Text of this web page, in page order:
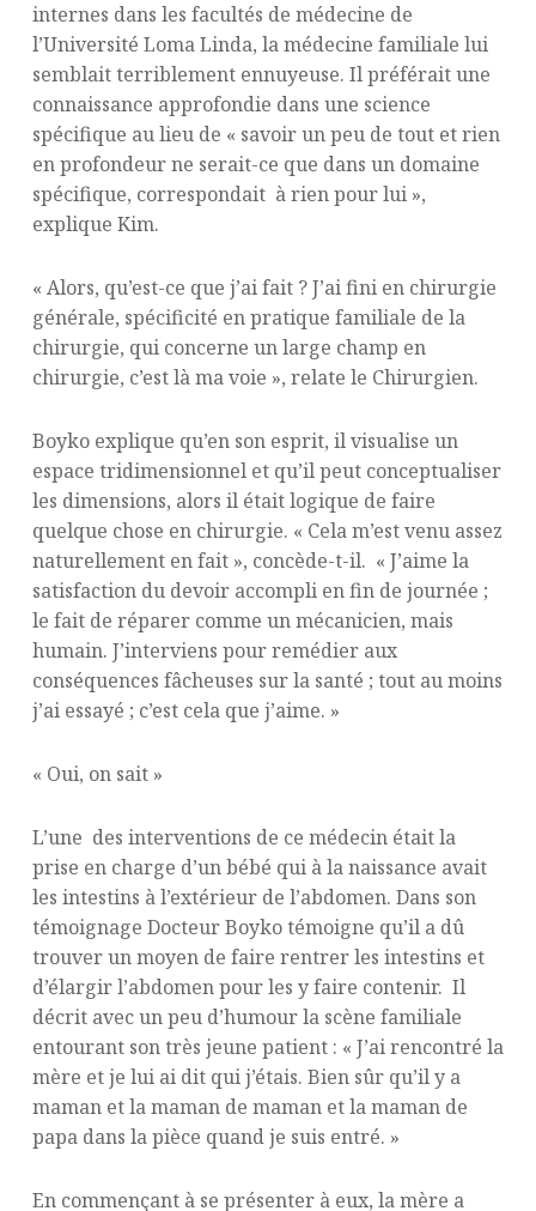
internes dans les facultés de médecine de
l’Université Loma Linda, la médecine familiale lui
semblait terriblement ennuyeuse. Il préférait une
connaissance approfondie dans une science
spécifique au lieu de « savoir un peu de tout et rien
en profondeur ne serait-ce que dans un domaine
spécifique, correspondait à rien pour lui »,
explique Kim.
« Alors, qu’est-ce que j’ai fait ? J’ai fini en chirurgie
générale, spécificité en pratique familiale de la
chirurgie, qui concerne un large champ en
chirurgie, c’est là ma voie », relate le Chirurgien.
Boyko explique qu’en son esprit, il visualise un
espace tridimensionnel et qu’il peut conceptualiser
les dimensions, alors il était logique de faire
quelque chose en chirurgie. « Cela m’est venu assez
naturellement en fait », concède-t-il. « J’aime la
satisfaction du devoir accompli en fin de journée ;
le fait de réparer comme un mécanicien, mais
humain. J’interviens pour remédier aux
conséquences fâcheuses sur la santé ; tout au moins
j’ai essayé ; c’est cela que j’aime. »
« Oui, on sait »
L’une des interventions de ce médecin était la
prise en charge d’un bébé qui à la naissance avait
les intestins à l’extérieur de l’abdomen. Dans son
témoignage Docteur Boyko témoigne qu’il a dû
trouver un moyen de faire rentrer les intestins et
d’élargir l’abdomen pour les y faire contenir. Il
décrit avec un peu d’humour la scène familiale
entourant son très jeune patient : « J’ai rencontré la
mère et je lui ai dit qui j’étais. Bien sûr qu’il y a
maman et la maman de maman et la maman de
papa dans la pièce quand je suis entré. »
En commençant à se présenter à eux, la mère a